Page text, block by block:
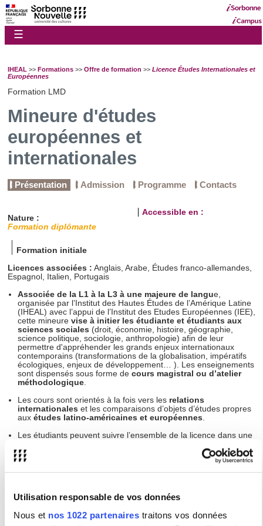
Utilisation responsable de vos données
Nous et nos 1022 partenaires traitons vos données
☰
IHEAL >> Formations >> Offre de formation >> Licence Études Internationales et
Européennes
Formation LMD
Mineure d'études
européennes et
internationales
Présentation Admission Programme Contacts
Nature :
Formation diplômante
Accessible en :
Formation initiale
Licences associées : Anglais, Arabe, Études franco-allemandes,
Espagnol, Italien, Portugais
Associée de la L1 à la L3 à une majeure de langue,
organisée par l’Institut des Hautes Études de l’Amérique Latine
(IHEAL) avec l’appui de l’Institut des Etudes Européennes (IEE),
cette mineure vise à initier les étudiante et étudiants aux
sciences sociales (droit, économie, histoire, géographie,
science politique, sociologie, anthropologie) afin de leur
permettre d'appréhender les grands enjeux internationaux
contemporains (transformations de la globalisation, impératifs
écologiques, enjeux de développement… ). Les enseignements
sont dispensés sous forme de cours magistral ou d’atelier
méthodologique
Les cours sont orientés à la fois vers les relations
internationales et les comparaisons d’objets d’études propres
aux études latino-américaines et européennes
Les étudiants peuvent suivre l’ensemble de la licence dans une
accéder à la licence d’Études internationales (sous réserve
d'acceptation par le jury de l’IEE) en L2 voire L3.
aux masters de sciences sociales comme ceux délivrés par